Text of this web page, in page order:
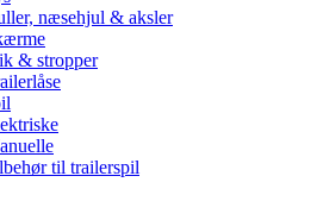
næsehjul & aksler
& stropper
til trailerspil